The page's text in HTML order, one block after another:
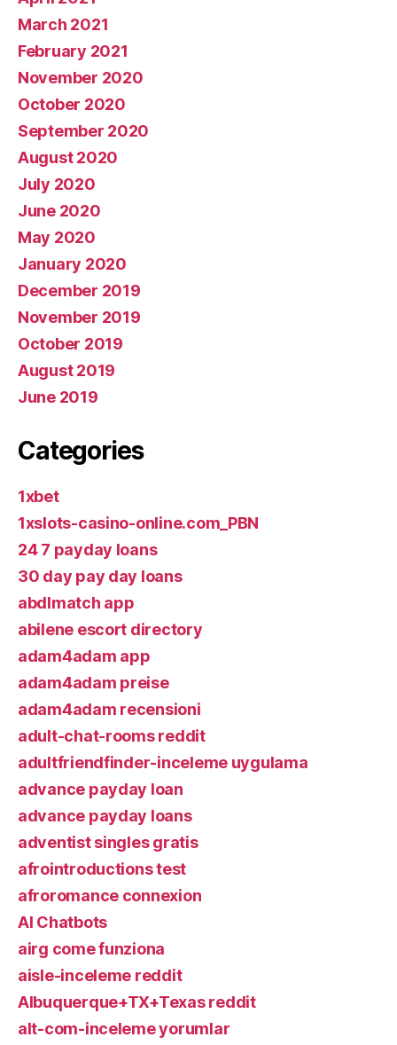
March 2021
February 2021
November 2020
October 2020
September 2020
August 2020
July 2020
June 2020
May 2020
January 2020
December 2019
November 2019
October 2019
August 2019
June 2019
Categories
1xbet
1xslots-casino-online.com_PBN
24 7 payday loans
30 day pay day loans
abdlmatch app
abilene escort directory
adam4adam app
adam4adam preise
adam4adam recensioni
adult-chat-rooms reddit
adultfriendfinder-inceleme uygulama
advance payday loan
advance payday loans
adventist singles gratis
afrointroductions test
afroromance connexion
AI Chatbots
airg come funziona
aisle-inceleme reddit
Albuquerque+TX+Texas reddit
alt-com-inceleme yorumlar